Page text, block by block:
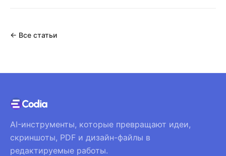
← Все статьи
AI-инструменты, которые превращают идеи,
скриншоты, PDF и дизайн-файлы в
редактируемые работы.